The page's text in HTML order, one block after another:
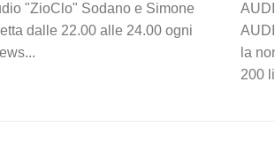
"ZioClo" Sodano e Simone
dalle 22.00 alle 24.00 ogni
la
200